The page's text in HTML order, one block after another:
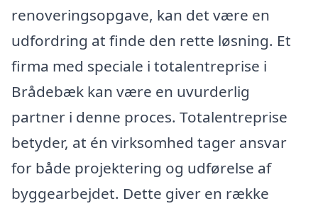
renoveringsopgave, kan det være en
udfordring at finde den rette løsning. Et
firma med speciale i totalentreprise i
Brådebæk kan være en uvurderlig
partner i denne proces. Totalentreprise
betyder, at én virksomhed tager ansvar
for både projektering og udførelse af
byggearbejdet. Dette giver en række